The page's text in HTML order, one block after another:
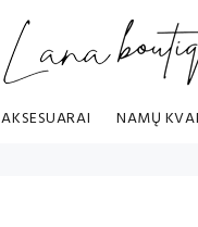
AKSESUARAI NAMŲ